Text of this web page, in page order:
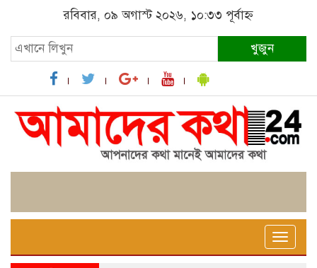
রবিবার, ০৯ অগাস্ট ২০২৬, ১০:৩৩ পূর্বাহ্ন
খুজুন
Toggle